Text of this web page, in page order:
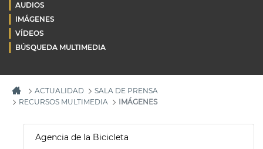
AUDIOS
IMÁGENES
VÍDEOS
BÚSQUEDA MULTIMEDIA
ACTUALIDAD
SALA DE PRENSA
RECURSOS MULTIMEDIA
IMÁGENES
Agencia de la Bicicleta